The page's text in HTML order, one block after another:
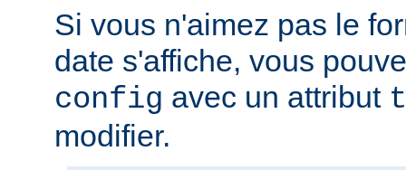
Si vous n'aimez pas le
date s'affiche, vous
config avec un attribut
modifier.